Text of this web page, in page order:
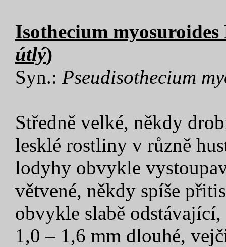
Isothecium
útlý)
Syn.: Pseudisothecium
Středně velké, někdy
lesklé rostliny v různě
lodyhy obvykle
větvené, někdy spíše
obvykle slabě
1,0 – 1,6 mm dlouhé,